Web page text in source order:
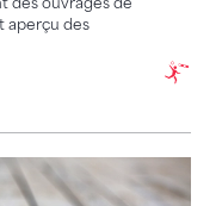
aperçu des
même objectif